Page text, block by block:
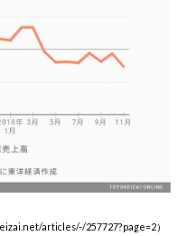
articles/-/257727?page=2）